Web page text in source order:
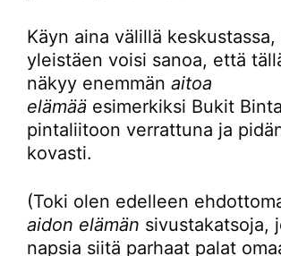
Käyn aina välillä
yleistäen voisi sanoa, että
näkyy enemmän aitoa
elämää esimerkiksi Bukit
pintaliitoon verrattuna ja
kovasti.
(Toki olen edelleen
aidon elämän sivustakatsoja,
napsia siitä parhaat palat